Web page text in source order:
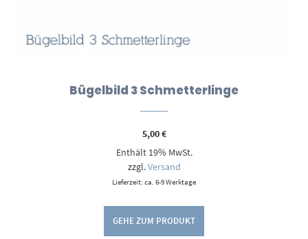
Bügelbild 3 Schmetterlinge
5,00€
Enthält 19% MwSt.
zzgl.Versand
Lieferzeit: ca. 6-9 Werktage
GEHE ZUM PRODUKT